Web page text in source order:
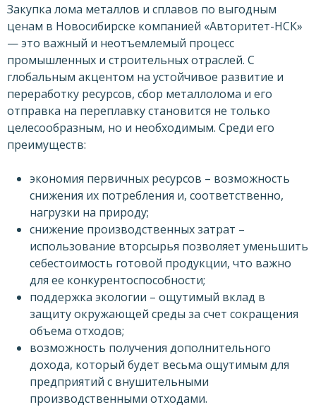
Закупка лома металлов и сплавов по выгодным
ценам в Новосибирске компанией «Авторитет-НСК»
— это важный и неотъемлемый процесс
промышленных и строительных отраслей. С
глобальным акцентом на устойчивое развитие и
переработку ресурсов, сбор металлолома и его
отправка на переплавку становится не только
целесообразным, но и необходимым. Среди его
преимуществ:
экономия первичных ресурсов – возможность
снижения их потребления и, соответственно,
нагрузки на природу;
снижение производственных затрат –
использование вторсырья позволяет уменьшить
себестоимость готовой продукции, что важно
для ее конкурентоспособности;
поддержка экологии – ощутимый вклад в
защиту окружающей среды за счет сокращения
объема отходов;
возможность получения дополнительного
дохода, который будет весьма ощутимым для
предприятий с внушительными
производственными отходами.